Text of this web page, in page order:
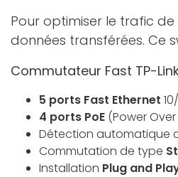
Pour optimiser le trafic de
données transférées. Ce
Commutateur Fast TP-Link
5 ports Fast Ethernet
4 ports PoE (Power
Détection automatique
Commutation de type
Installation Plug and